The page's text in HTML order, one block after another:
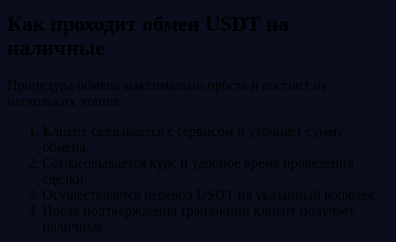
Как проходит обмен USDT на
наличные
Процедура обмена максимально проста и состоит из
нескольких этапов:
Клиент связывается с сервисом и уточняет сумму
обмена.
Согласовывается курс и удобное время проведения
сделки.
Осуществляется перевод USDT на указанный кошелек.
После подтверждения транзакции клиент получает
наличные.